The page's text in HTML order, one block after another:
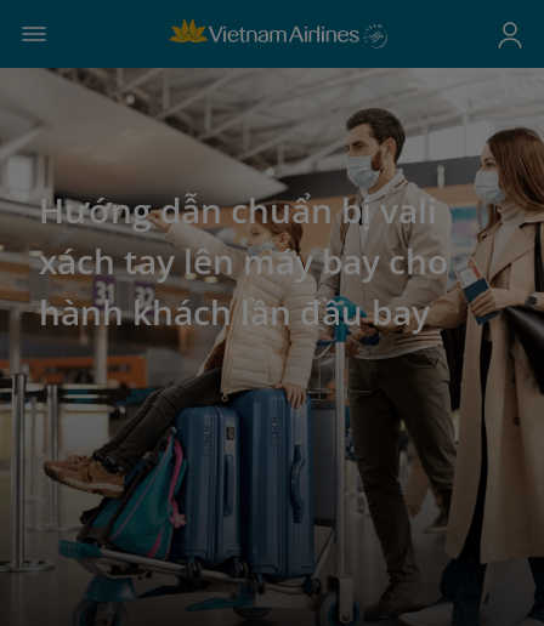
Hướng dẫn chuẩn bị vali
xách tay lên máy bay cho
hành khách lần đầu bay